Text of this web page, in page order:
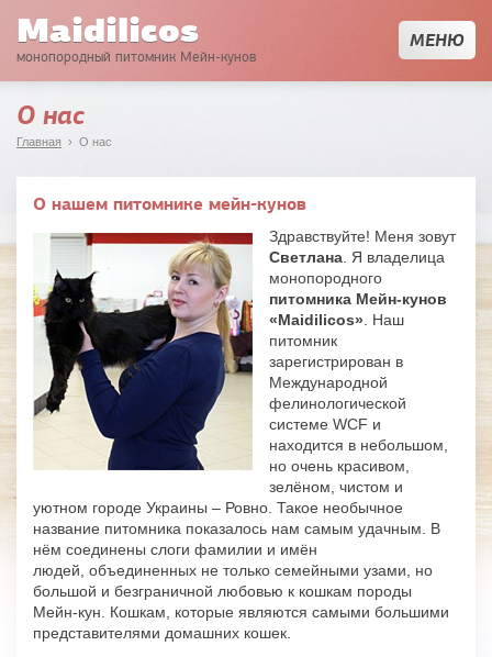
Maidilicos
монопородный питомник Мейн-кунов
О нас
Главная › О нас
О нашем питомнике мейн-кунов
Здравствуйте! Меня зовут
Светлана . Я владелица
монопородного
питомника Мейн-кунов
«Maidilicos» . Наш
питомник
зарегистрирован в
Международной
фелинологической
системе WCF и
находится в небольшом,
но очень красивом,
зелёном, чистом и
уютном городе Украины – Ровно. Такое необычное
название питомника показалось нам самым удачным. В
нём соединены слоги фамилии и имён
людей, объединенных не только семейными узами, но
большой и безграничной любовью к кошкам породы
Мейн-кун. Кошкам, которые являются самыми большими
представителями домашних кошек.
МЕНЮ